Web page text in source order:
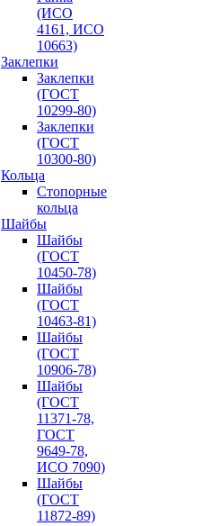
(ИСО
4161, ИСО
10663)
Заклепки
Заклепки
(ГОСТ
10299-80)
Заклепки
(ГОСТ
10300-80)
Кольца
Стопорные
кольца
Шайбы
Шайбы
(ГОСТ
10450-78)
Шайбы
(ГОСТ
10463-81)
Шайбы
(ГОСТ
10906-78)
Шайбы
(ГОСТ
11371-78,
ГОСТ
9649-78,
ИСО 7090)
Шайбы
(ГОСТ
11872-89)